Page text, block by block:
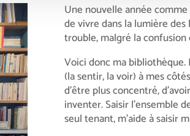
Une nouvelle année
de vivre dans la lumière des
trouble, malgré la
Voici donc ma bibliothèque.
(la sentir, la voir) à mes
d’être plus concentré,
inventer. Saisir l’ensemble
seul tenant, m’aide à saisir